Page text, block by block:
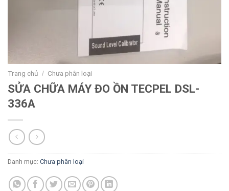
Trang chủ / Chưa phân loại
SỬA CHỮA MÁY ĐO ỒN TECPEL DSL-
336A
Danh mục: Chưa phân loại